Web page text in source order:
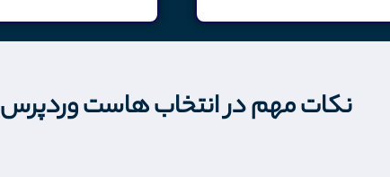
نکات مهم در انتخاب هاست وردپرس